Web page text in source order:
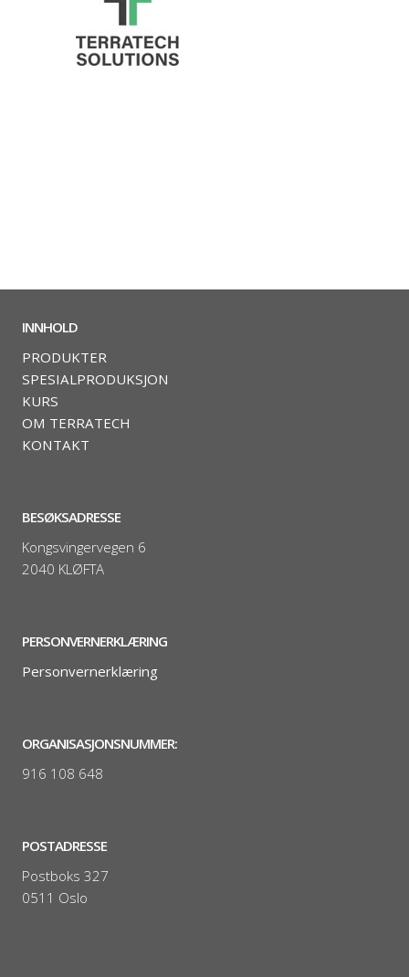
INNHOLD
PRODUKTER
SPESIALPRODUKSJON
KURS
OM TERRATECH
KONTAKT
BESØKSADRESSE
Kongsvingervegen 6
2040 KLØFTA
PERSONVERNERKLÆRING
Personvernerklæring
ORGANISASJONSNUMMER:
916 108 648
POSTADRESSE
Postboks 327
0511 Oslo